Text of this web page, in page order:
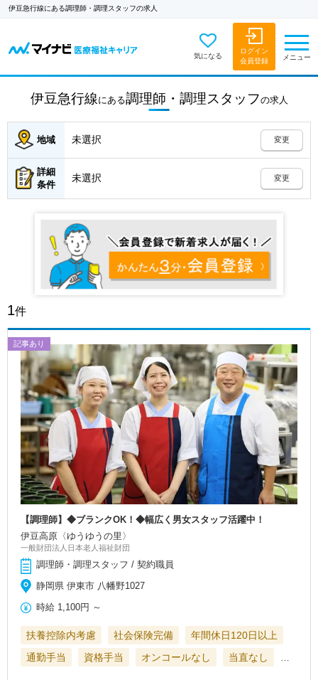
伊豆急行線にある調理師・調理スタッフの求人
気になる
ログイン
会員登録
メニュー
伊豆急行線 にある調理師・調理スタッフの求人
地域 未選択 変更
詳細
条件
未選択 変更
1件
記事あり
【調理師】◆ブランクOK！◆幅広く男女スタッフ活躍中！
伊豆高原〈ゆうゆうの里〉
一般財団法人日本老人福祉財団
調理師・調理スタッフ / 契約職員
静岡県 伊東市 八幡野1027
時給 1,100円 ～
扶養控除内考慮 社会保険完備
年間休日120日以上
通勤手当
資格手当 オンコールなし 当直なし